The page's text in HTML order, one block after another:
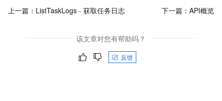
上一篇： ListTaskLogs - 获取任务日志 下一篇： API概览
该文章对您有帮助吗？
反馈